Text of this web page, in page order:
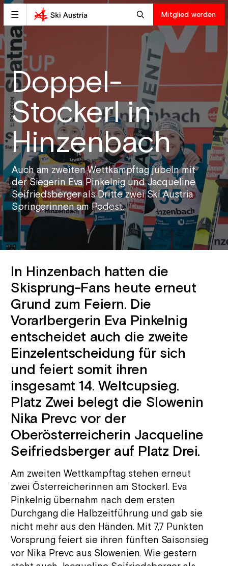
Mitglied werden
Doppel-
Stockerl in
Hinzenbach
Auch am zweiten Wettkampftag jubeln mit
der Siegerin Eva Pinkelnig und Jacqueline
Seifriedsberger als Dritte zwei Ski Austria
Springerinnen am Podest.
In Hinzenbach hatten die
Skisprung-Fans heute erneut
Grund zum Feiern. Die
Vorarlbergerin Eva Pinkelnig
entscheidet auch die zweite
Einzelentscheidung für sich
und feiert somit ihren
insgesamt 14. Weltcupsieg.
Platz Zwei belegt die Slowenin
Nika Prevc vor der
Oberösterreicherin Jacqueline
Seifriedsberger auf Platz Drei.
Am zweiten Wettkampftag stehen erneut
zwei Österreicherinnen am Stockerl. Eva
Pinkelnig übernahm nach dem ersten
Durchgang die Halbzeitführung und gab sie
nicht mehr aus den Händen. Mit 7,7 Punkten
Vorsprung feiert sie ihren fünften Saisonsieg
vor Nika Prevc aus Slowenien. Wie gestern